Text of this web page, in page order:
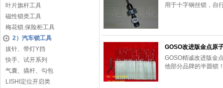
叶片旗杆工具
磁性锁类工具
梅花锁.保险柜工具
2）汽车锁工具
拔针、带灯Y挡
快手、试开系列
气囊、撬杆、勾包
LISHI定位开启类
用于十字钢丝锁，自
GOSO改进版金点原
GOSO精诚改进版金
他部分品牌的半圆锁